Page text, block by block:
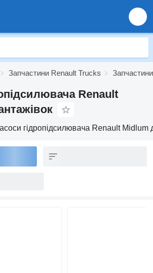
Запчастини Renault Trucks
Renault
гідропідсилювача Renault Midlum